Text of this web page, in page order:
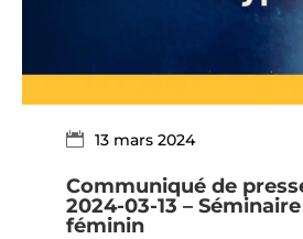
13 mars 2024
Communiqué de
2024-03-13 – Séminaire
féminin